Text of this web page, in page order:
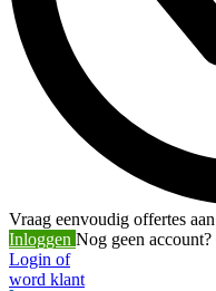
Vraag eenvoudig offertes aan
Inloggen Nog geen account?
Login of
word klant